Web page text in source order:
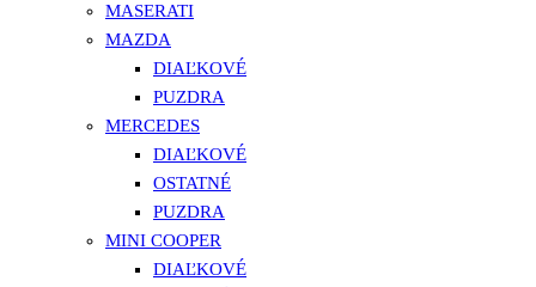
MASERATI
MAZDA
DIAĽKOVÉ
PUZDRA
MERCEDES
DIAĽKOVÉ
OSTATNÉ
PUZDRA
MINI COOPER
DIAĽKOVÉ